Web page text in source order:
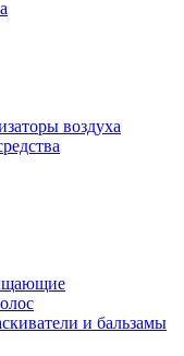
воздуха
и бальзамы